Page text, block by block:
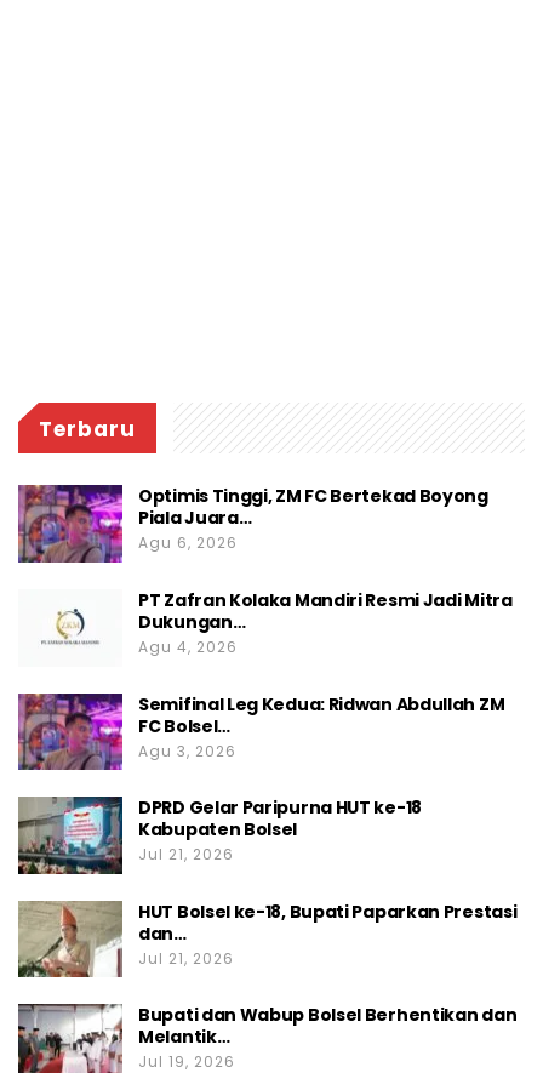
Terbaru
Optimis Tinggi, ZM FC Bertekad Boyong
Piala Juara…
Agu 6, 2026
PT Zafran Kolaka Mandiri Resmi Jadi Mitra
Dukungan…
Agu 4, 2026
Semifinal Leg Kedua: Ridwan Abdullah ZM
FC Bolsel…
Agu 3, 2026
DPRD Gelar Paripurna HUT ke-18
Kabupaten Bolsel
Jul 21, 2026
HUT Bolsel ke-18, Bupati Paparkan Prestasi
dan…
Jul 21, 2026
Bupati dan Wabup Bolsel Berhentikan dan
Melantik…
Jul 19, 2026